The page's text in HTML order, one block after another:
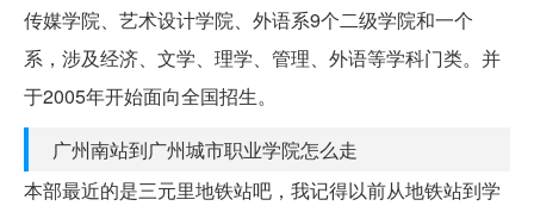
传媒学院、艺术设计学院、外语系9个二级学院和一个
系，涉及经济、文学、理学、管理、外语等学科门类。并
于2005年开始面向全国招生。
广州南站到广州城市职业学院怎么走
本部最近的是三元里地铁站吧，我记得以前从地铁站到学